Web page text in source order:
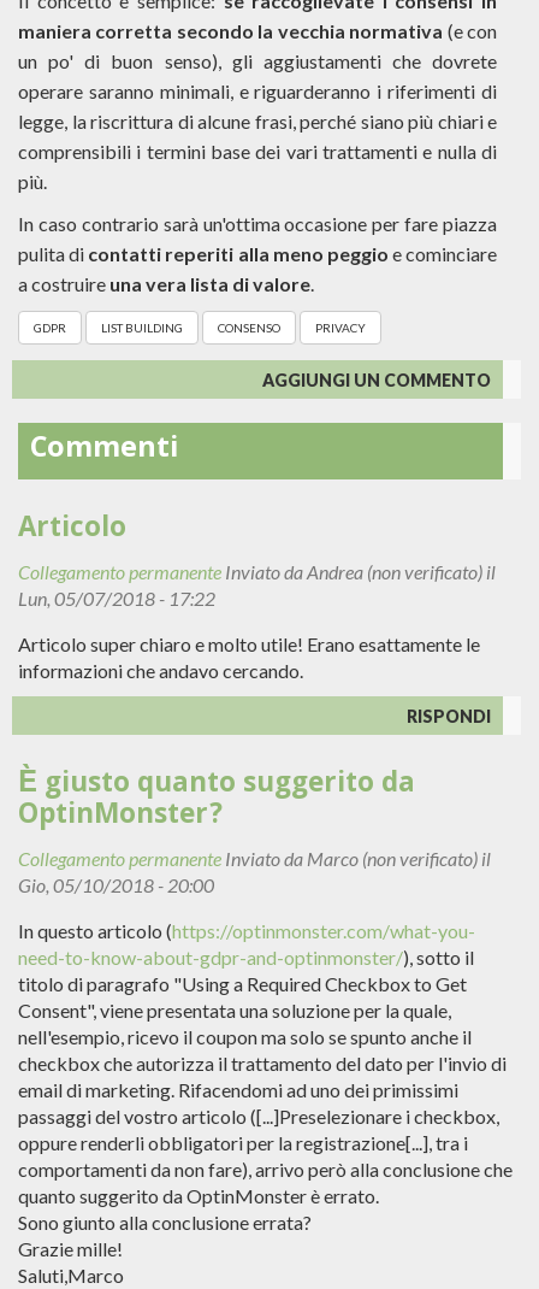
maniera corretta secondo la vecchia normativa (e con
un po' di buon senso), gli aggiustamenti che dovrete
operare saranno minimali, e riguarderanno i riferimenti di
legge, la riscrittura di alcune frasi, perché siano più chiari e
comprensibili i termini base dei vari trattamenti e nulla di
più.
In caso contrario sarà un'ottima occasione per fare piazza
pulita di contatti reperiti alla meno peggio e cominciare
a costruire una vera lista di valore.
GDPR LIST BUILDING CONSENSO PRIVACY
AGGIUNGI UN COMMENTO
Commenti
Articolo
Collegamento permanente Inviato daAndrea (non verificato) il
Lun, 05/07/2018 - 17:22
Articolo super chiaro e molto utile! Erano esattamente le
informazioni che andavo cercando.
RISPONDI
È giusto quanto suggerito da
OptinMonster?
Collegamento permanente Inviato da Marco (non verificato) il
Gio, 05/10/2018 - 20:00
In questo articolo (https://optinmonster.com/what-you-
need-to-know-about-gdpr-and-optinmonster/), sotto il
titolo di paragrafo "Using a Required Checkbox to Get
Consent", viene presentata una soluzione per la quale,
nell'esempio, ricevo il coupon ma solo se spunto anche il
checkbox che autorizza il trattamento del dato per l'invio di
email di marketing. Rifacendomi ad uno dei primissimi
passaggi del vostro articolo ([...]Preselezionare i checkbox,
oppure renderli obbligatori per la registrazione[...], tra i
comportamenti da non fare), arrivo però alla conclusione che
quanto suggerito da OptinMonster è errato.
Sono giunto alla conclusione errata?
Grazie mille!
Saluti,Marco